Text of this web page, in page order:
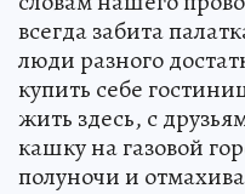
всегда забита
люди разного
купить себе
жить здесь, с
кашку на газовой
полуночи и